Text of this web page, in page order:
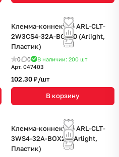
Клемма-коннектор ARL-CLT-
2W3CS4-32A-BOX10 (Arlight,
Пластик)
0 0 В наличии: 200 шт
Арт. 047403
102.30 ₽/шт
В корзину
Клемма-коннектор ARL-CLT-
3WS4-32A-BOX20 (Arlight,
Пластик)